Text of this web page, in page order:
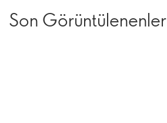
Son Görüntülenenler